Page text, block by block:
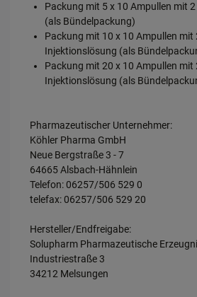
Packung mit 5 x 10 Ampullen mit
(als Bündelpackung)
Packung mit 10 x 10 Ampullen mit
Injektionslösung (als
Packung mit 20 x 10 Ampullen mit
Injektionslösung (als
Pharmazeutischer Unternehmer:
Köhler Pharma GmbH
Neue Bergstraße 3 - 7
64665 Alsbach-Hähnlein
Telefon: 06257/506 529 0
telefax: 06257/506 529 20
Hersteller/Endfreigabe:
Solupharm Pharmazeutische
Industriestraße 3
34212 Melsungen